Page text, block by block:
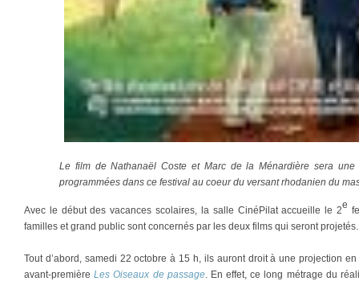
Le film de Nathanaël Coste et Marc de la Ménardière sera une
programmées dans ce festival au coeur du versant rhodanien du
Avec le début des vacances scolaires, la salle CinéPilat accueille le 2e
familles et grand public sont concernés par les deux films qui seront projetés.
Tout d’abord, samedi 22 octobre à 15 h, ils auront droit à une projection
avant-premièreLes Oiseaux de passage. En effet, ce long métrage du